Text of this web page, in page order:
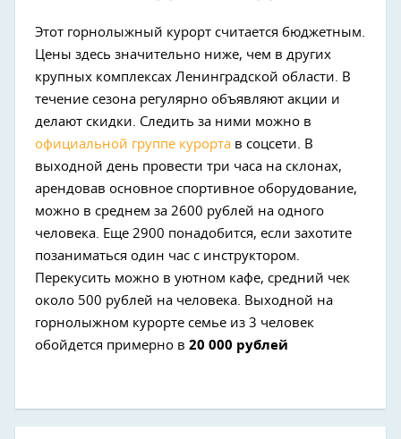
Этот горнолыжный курорт считается бюджетным.
Цены здесь значительно ниже, чем в других
крупных комплексах Ленинградской области. В
течение сезона регулярно объявляют акции и
делают скидки. Следить за ними можно в
официальной группе курорта в соцсети. В
выходной день провести три часа на склонах,
арендовав основное спортивное оборудование,
можно в среднем за 2600 рублей на одного
человека. Еще 2900 понадобится, если захотите
позаниматься один час с инструктором.
Перекусить можно в уютном кафе, средний чек
около 500 рублей на человека. Выходной на
горнолыжном курорте семье из 3 человек
обойдется примерно в 20 000 рублей